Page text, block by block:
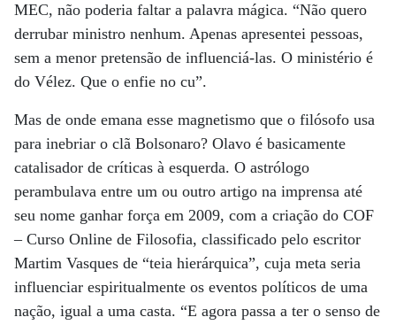
MEC, não poderia faltar a palavra mágica. “Não quero
derrubar ministro nenhum. Apenas apresentei pessoas,
sem a menor pretensão de influenciá-las. O ministério é
do Vélez. Que o enfie no cu”.
Mas de onde emana esse magnetismo que o filósofo usa
para inebriar o clã Bolsonaro? Olavo é basicamente
catalisador de críticas à esquerda. O astrólogo
perambulava entre um ou outro artigo na imprensa até
seu nome ganhar força em 2009, com a criação do COF
– Curso Online de Filosofia, classificado pelo escritor
Martim Vasques de “teia hierárquica”, cuja meta seria
influenciar espiritualmente os eventos políticos de uma
nação, igual a uma casta. “E agora passa a ter o senso de